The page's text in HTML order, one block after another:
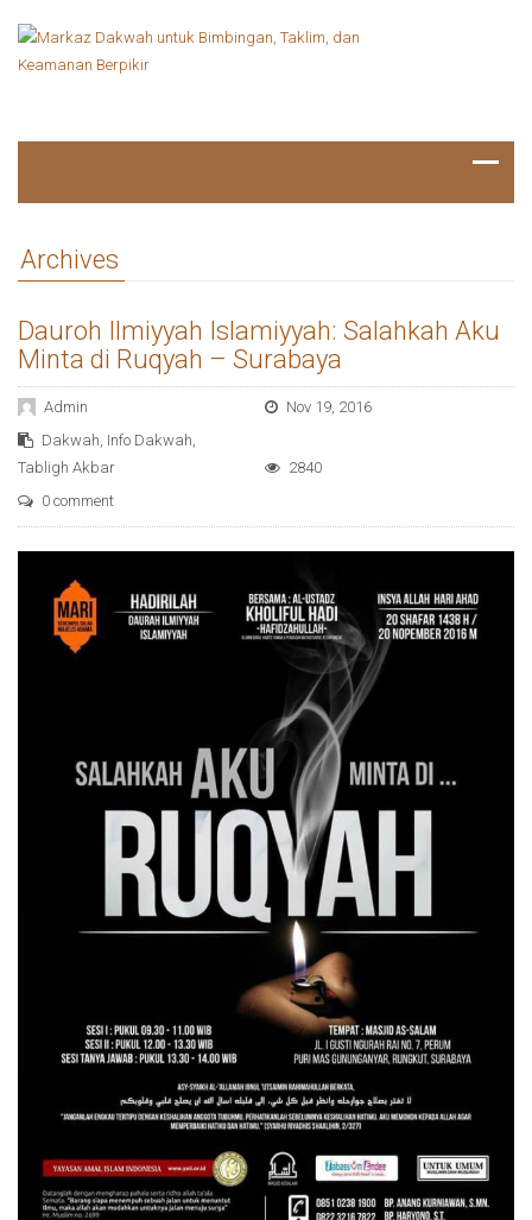
Archives
Dauroh Ilmiyyah Islamiyyah: Salahkah Aku
Minta di Ruqyah – Surabaya
Admin
Nov 19, 2016
Dakwah, Info Dakwah,
Tabligh Akbar
2840
0 comment